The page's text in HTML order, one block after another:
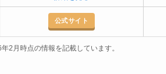
公式サイト
2月時点の情報を記載しています。